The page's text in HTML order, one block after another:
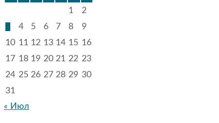
1
2
4 5 6 7 8
9
10 11 12 13 14 15 16
17 18 19 20 21 22 23
24 25 26 27 28 29 30
31
« Июл